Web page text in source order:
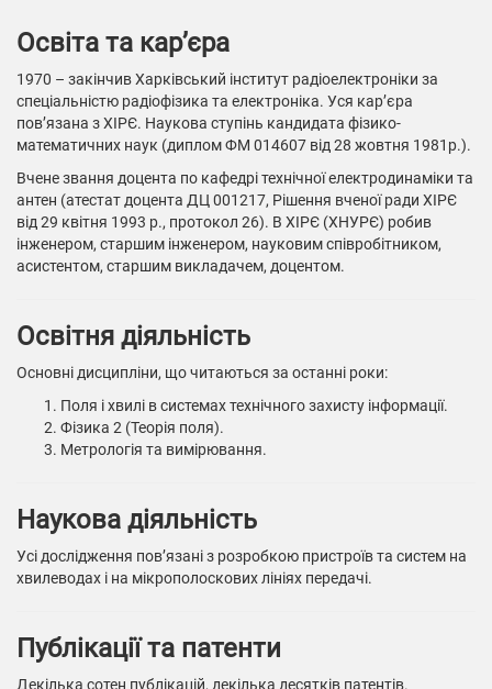
Освіта та кар’єра
1970 – закінчив Харківський інститут радіоелектроніки за
спеціальністю радіофізика та електроніка. Уся кар’єра
пов’язана з ХІРЄ. Наукова ступінь кандидата фізико-
математичних наук (диплом ФМ 014607 від 28 жовтня 1981р.).
Вчене звання доцента по кафедрі технічної електродинаміки та
антен (атестат доцента ДЦ 001217, Рішення вченої ради ХІРЄ
від 29 квітня 1993 р., протокол 26). В ХІРЄ (ХНУРЄ) робив
інженером, старшим інженером, науковим співробітником,
асистентом, старшим викладачем, доцентом.
Освітня діяльність
Основні дисципліни, що читаються за останні роки:
Поля і хвилі в системах технічного захисту інформації.
Фізика 2 (Теорія поля).
Метрологія та вимірювання.
Наукова діяльність
Усі дослідження пов’язані з розробкою пристроїв та систем на
хвилеводах і на мікрополоскових лініях передачі.
Публікації та патенти
Декілька сотен публікацій, декілька десятків патентів.